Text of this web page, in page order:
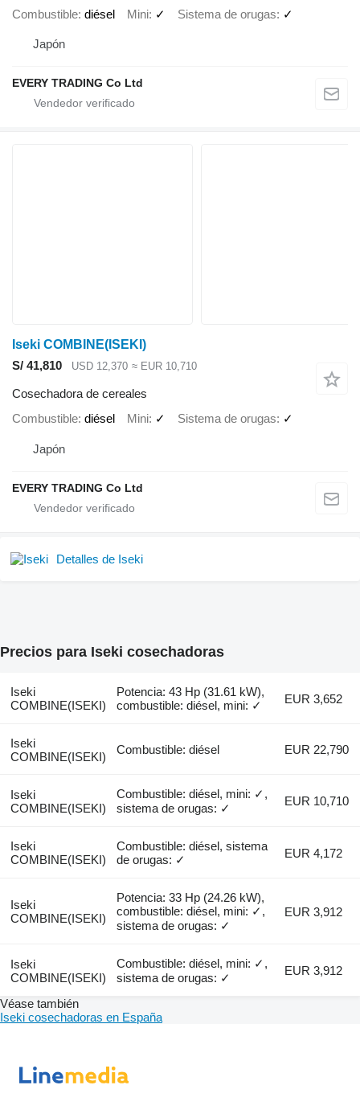
Combustible diésel Mini ✓ Sistema de orugas ✓
Japón
EVERY TRADING Co Ltd
Iseki COMBINE(ISEKI)
S/ 41,810
USD 12,370 ≈ EUR 10,710
Cosechadora de cereales
Combustible diésel Mini ✓ Sistema de orugas ✓
Japón
EVERY TRADING Co Ltd
Detalles de Iseki
Precios para Iseki cosechadoras
Iseki
COMBINE(ISEKI)
Potencia: 43 Hp (31.61 kW),
combustible: diésel, mini: ✓
EUR 3,652
Iseki
COMBINE(ISEKI)
Combustible: diésel EUR 22,790
Iseki
COMBINE(ISEKI)
Combustible: diésel, mini: ✓,
sistema de orugas: ✓
EUR 10,710
Iseki
COMBINE(ISEKI)
Combustible: diésel, sistema
de orugas: ✓
EUR 4,172
Iseki
COMBINE(ISEKI)
Potencia: 33 Hp (24.26 kW),
combustible: diésel, mini: ✓,
sistema de orugas: ✓
EUR 3,912
Iseki
COMBINE(ISEKI)
Combustible: diésel, mini: ✓,
sistema de orugas: ✓
EUR 3,912
Véase también
Iseki cosechadoras en España